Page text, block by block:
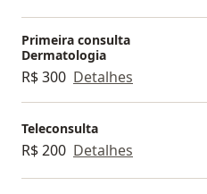
Primeira consulta
Dermatologia
R$ 300 Detalhes
Teleconsulta
R$ 200 Detalhes